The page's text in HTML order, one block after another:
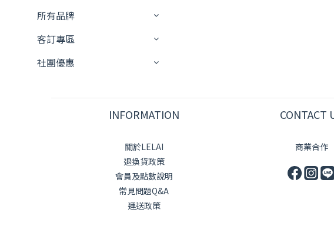
所有品牌
客訂專區
社團優惠
INFORMATION
關於LELAI
退換貨政策
會員及點數說明
常見問題Q&A
運送政策
CONTACT
商業合作